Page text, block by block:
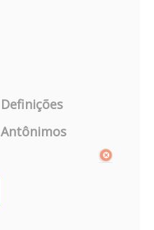
Definições
Antônimos